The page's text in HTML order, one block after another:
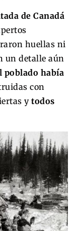
de Canadá
huellas ni
un detalle aún
poblado había
con
y todos